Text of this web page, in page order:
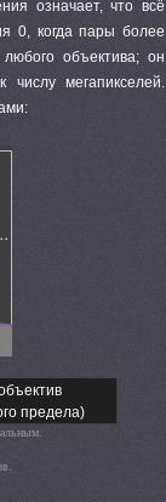
означает, что всё
0, когда пары более
объектива; он
мегапикселей.
предела)